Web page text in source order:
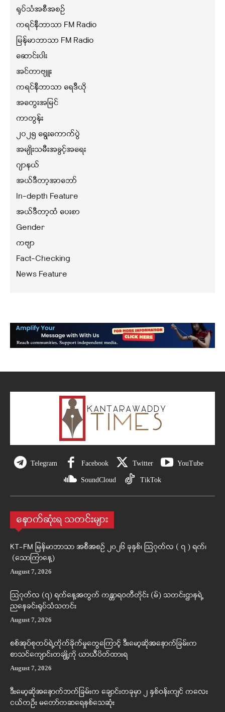
ရုပ်သံအစီအစဉ်
ကရင်နီဘာသာ FM Radio
မြန်မာဘာသာ FM Radio
ဆောင်းပါး
အင်တာဗျူး
ကရင်နီဘာသာ ရေဒီယို
အတွေးအမြင်
ကာတွန်း
၂၀၂၅ ရွေးကောက်ပွဲ
အမျိုးသမီးအခွင့်အရေး
ဂျာနယ်
အယ်ဒီတာ့အာဘော်
In-depth Feature
အယ်ဒီတာ့ထံ ပေးစာ
Gender
ကဗျာ
Fact-Checking
News Feature
Telegram Facebook Twitter YouTube
SoundCloud TikTok
နောက်ဆုံးရ သတင်းများ
KT-FM မြန်မာဘာသာ အစီအစဉ် ၂၀၂၆ ခုနှစ်၊ ဩဂုတ်လ ( ၇ ) ရက်၊
(သောကြာနေ့)
August 7, 2026
ဩဂုတ်လ (၇) ရက်နေ့အတွက် ကန္တာရဝတီတိုင်း (မ်) သတင်းဌာနရဲ့
ညနေခင်းရုပ်သံသတင်း
August 7, 2026
စစ်အုပ်စုတပ်ရဲ့တိုက်ခိုက်မှုတွေကြောင့် ဒီးမော့ဆိုအနောက်ခြမ်းက
စာသင်ကျောင်းတချို့ကို ယာယီပိတ်ထားရ
August 7, 2026
ဒီးမော့ဆိုအနောက်ဘက်ခြမ်းက ချောင်းတခုမှာ ၂ နှစ်ဝန်းကျင် ကလေး
ငယ်တဦး မတော်တဆရေနစ်သေဆုံး